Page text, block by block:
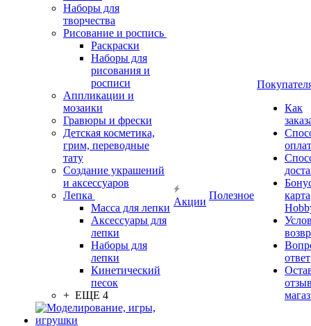
Наборы для
творчества
Рисование и роспись
Раскраски
Наборы для
рисования и
росписи
Аппликации и
мозаики
Гравюры и фрески
Детская косметика,
грим, переводные
тату
Создание украшений
и аксессуаров
Лепка
Масса для лепки
Аксессуары для
лепки
Наборы для
лепки
Кинетический
песок
+ ЕЩЕ 4
Акции
Полезное
Как
карта
ответ